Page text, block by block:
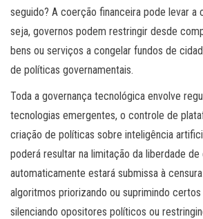
seguido? A coerção financeira pode levar a
seja, governos podem restringir desde
bens ou serviços a congelar fundos de
de políticas governamentais.
Toda a governança tecnológica envolve
tecnologias emergentes, o controle de
criação de políticas sobre inteligência
poderá resultar na limitação da liberdade de
automaticamente estará submissa à
algoritmos priorizando ou suprimindo
silenciando opositores políticos ou